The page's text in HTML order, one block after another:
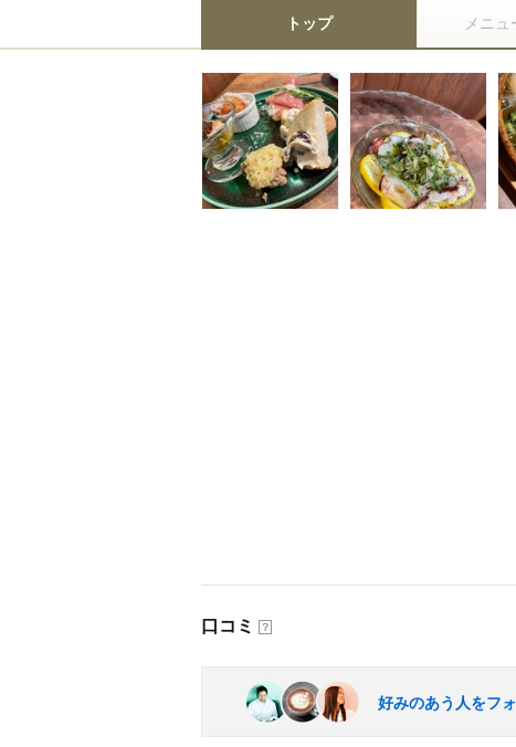
トップ メニュ
口コミ ？
好みのあう人をフ